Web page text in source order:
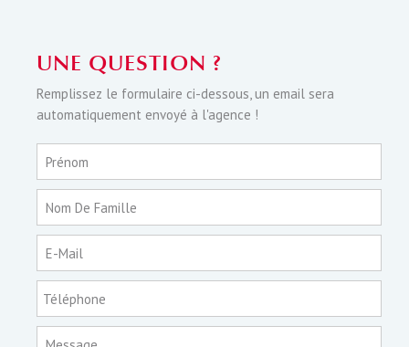
UNE QUESTION ?
Remplissez le formulaire ci-dessous, un email sera
automatiquement envoyé à l'agence !
Prénom
Nom De Famille
E-Mail
Téléphone